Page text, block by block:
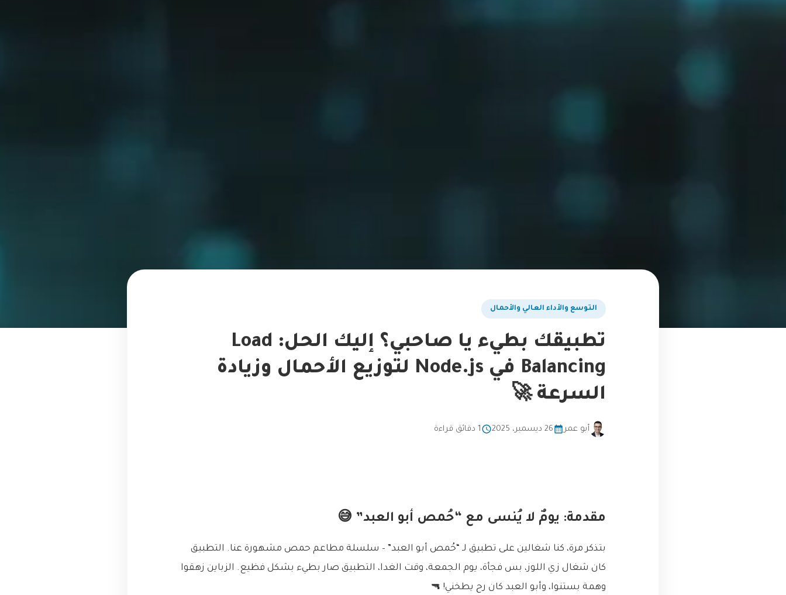
التوسع والأداء العالي والأحمال
تطبيقك بطيء يا صاحبي؟ إليك الحل: Load
Balancing في Node.js لتوزيع الأحمال وزيادة
السرعة 🚀
أبو عمر 26 ديسمبر، 2025 1 دقائق قراءة
مقدمة: يومٌ لا يُنسى مع “حُمص أبو العبد” 😅
بتذكر مرة، كنا شغالين على تطبيق لـ “حُمص أبو العبد” – سلسلة مطاعم حمص مشهورة عنا. التطبيق
كان شغال زي اللوز، بس فجأة، يوم الجمعة، وقت الغدا، التطبيق صار بطيء بشكل فظيع. الزباين زهقوا
وهمة بستنوا، وأبو العبد كان رح يطخني! 🔫